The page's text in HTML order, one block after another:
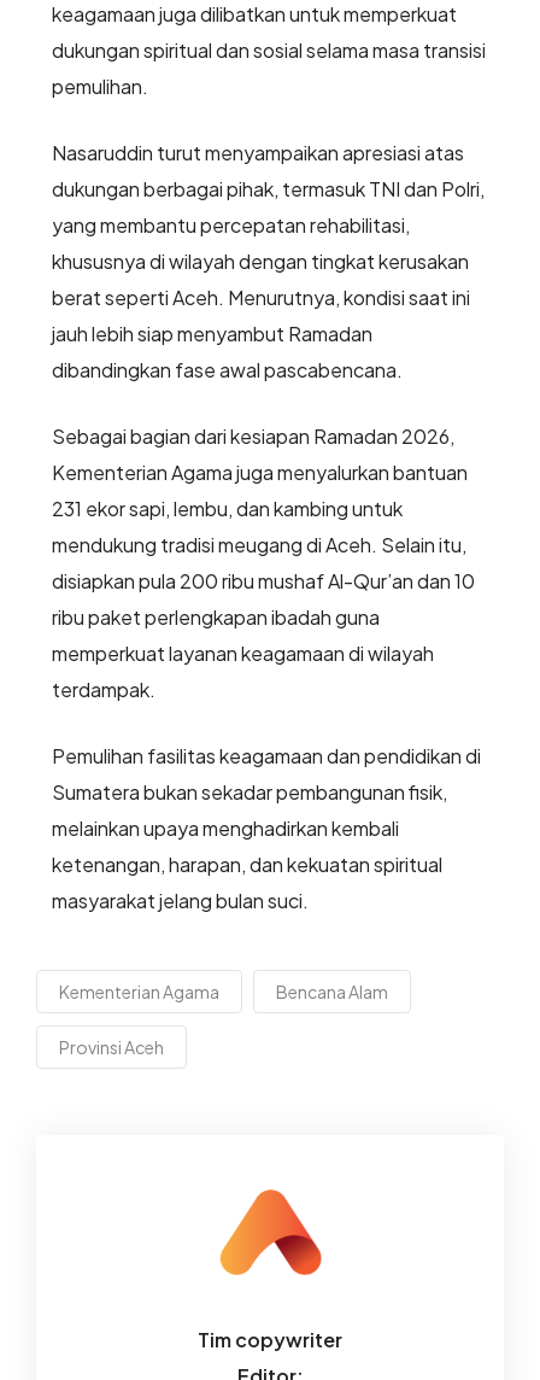
keagamaan juga dilibatkan untuk memperkuat
dukungan spiritual dan sosial selama masa transisi
pemulihan.
Nasaruddin turut menyampaikan apresiasi atas
dukungan berbagai pihak, termasuk TNI dan Polri,
yang membantu percepatan rehabilitasi,
khususnya di wilayah dengan tingkat kerusakan
berat seperti Aceh. Menurutnya, kondisi saat ini
jauh lebih siap menyambut Ramadan
dibandingkan fase awal pascabencana.
Sebagai bagian dari kesiapan Ramadan 2026,
Kementerian Agama juga menyalurkan bantuan
231 ekor sapi, lembu, dan kambing untuk
mendukung tradisi meugang di Aceh. Selain itu,
disiapkan pula 200 ribu mushaf Al-Qur’an dan 10
ribu paket perlengkapan ibadah guna
memperkuat layanan keagamaan di wilayah
terdampak.
Pemulihan fasilitas keagamaan dan pendidikan di
Sumatera bukan sekadar pembangunan fisik,
melainkan upaya menghadirkan kembali
ketenangan, harapan, dan kekuatan spiritual
masyarakat jelang bulan suci.
Kementerian Agama Bencana Alam
Provinsi Aceh
Tim copywriter